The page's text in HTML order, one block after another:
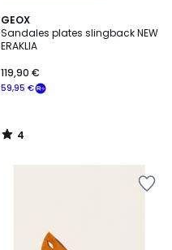
GEOX
Sandales plates slingback NEW
ERAKLIA
59,95 €
119,90 €
4
/
5
4
/